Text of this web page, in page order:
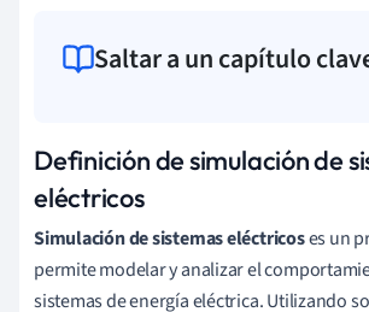
Saltar a un capítulo
Definición de simulación de
eléctricos
Simulación de sistemas eléctricoses un
permite modelar y analizar el
sistemas de energía eléctrica. Utilizando